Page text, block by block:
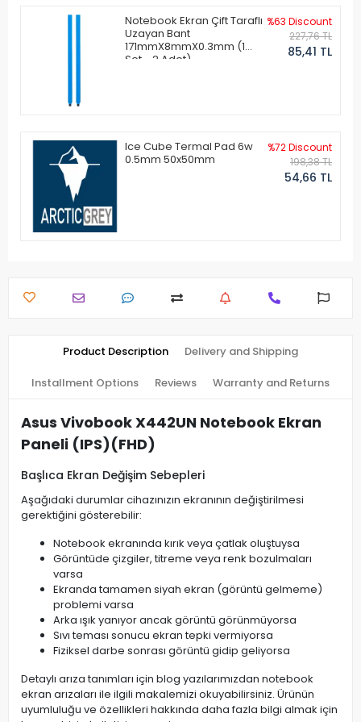
Notebook Ekran Çift Taraflı
Uzayan Bant
171mmX8mmX0.3mm (1
Set - 2 Adet)
%63 Discount
227,76 TL
85,41 TL
Ice Cube Termal Pad 6w
0.5mm 50x50mm
%72 Discount
198,38 TL
54,66 TL
Product Description Delivery and Shipping
Installment Options Reviews Warranty and Returns
Asus Vivobook X442UN Notebook Ekran
Paneli (IPS)(FHD)
Başlıca Ekran Değişim Sebepleri
Aşağıdaki durumlar cihazınızın ekranının değiştirilmesi
gerektiğini gösterebilir:
Notebook ekranında kırık veya çatlak oluştuysa
Görüntüde çizgiler, titreme veya renk bozulmaları
varsa
Ekranda tamamen siyah ekran (görüntü gelmeme)
problemi varsa
Arka ışık yanıyor ancak görüntü görünmüyorsa
Sıvı teması sonucu ekran tepki vermiyorsa
Fiziksel darbe sonrası görüntü gidip geliyorsa
Detaylı arıza tanımları için blog yazılarımızdan notebook
ekran arızaları ile ilgili makalemizi okuyabilirsiniz. Ürünün
uyumluluğu ve özellikleri hakkında daha fazla bilgi almak için